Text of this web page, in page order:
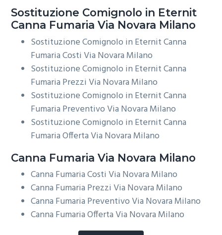
Sostituzione Comignolo in Eternit
Canna Fumaria Via Novara Milano
Sostituzione Comignolo in Eternit Canna
Fumaria Costi Via Novara Milano
Sostituzione Comignolo in Eternit Canna
Fumaria Prezzi Via Novara Milano
Sostituzione Comignolo in Eternit Canna
Fumaria Preventivo Via Novara Milano
Sostituzione Comignolo in Eternit Canna
Fumaria Offerta Via Novara Milano
Canna Fumaria Via Novara Milano
Canna Fumaria Costi Via Novara Milano
Canna Fumaria Prezzi Via Novara Milano
Canna Fumaria Preventivo Via Novara Milano
Canna Fumaria Offerta Via Novara Milano